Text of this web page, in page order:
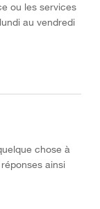
ou les services
au vendredi
chose à
ainsi